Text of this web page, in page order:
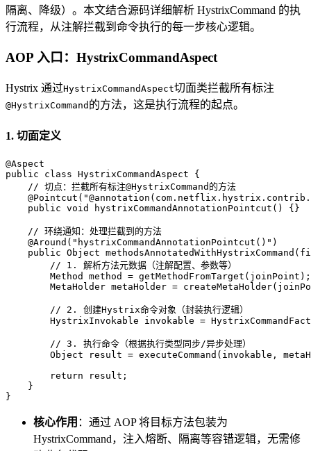
隔离、降级）。本文结合源码详细解析 HystrixCommand 的执
行流程，从注解拦截到命令执行的每一步核心逻辑。
AOP 入口：HystrixCommandAspect
Hystrix 通过HystrixCommandAspect切面类拦截所有标注
@HystrixCommand 的方法，这是执行流程的起点。
1. 切面定义
@Aspect
public
class HystrixCommandAspect {
// 切点：拦截所有标注@HystrixCommand的方法
public void hystrixCommandAnnotationPointcut () {}
// 环绕通知：处理拦截到的方法
@Around("hystrixCommandAnnotationPointcut()")
public Object methodsAnnotatedWithHystrixCommand (
// 1. 解析方法元数据（注解配置、参数等）
Method
method = getMethodFromTarget(joinPoint);
MetaHolder metaHolder =
// 2. 创建Hystrix命令对象（封装执行逻辑）
HystrixInvokable
invokable =
// 3. 执行命令（根据执行类型同步/异步处理）
Object
result = executeCommand(invokable,
return result;
    }
}
核心作用 ：通过 AOP 将目标方法包装为
HystrixCommand，注入熔断、隔离等容错逻辑，无需修